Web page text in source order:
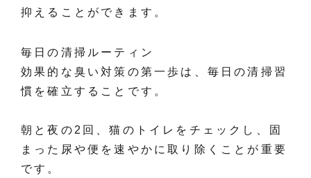
抑えることができます。
毎日の清掃ルーティン
効果的な臭い対策の第一歩は、毎日の清掃習
慣を確立することです。
朝と夜の2回、猫のトイレをチェックし、固
まった尿や便を速やかに取り除くことが重要
です。